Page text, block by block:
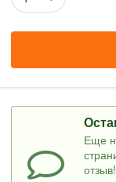
Еще
отзыв!